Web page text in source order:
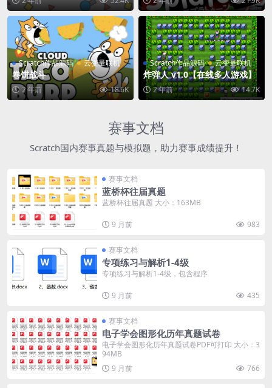
Scratch作品源码 云变量联机
卷饼战斗
2 年前 18.6K
Scratch作品源码 云变量联机
炸弹人 v1.0【在线多人游戏】
2 年前 14.7K
赛事文档
Scratch国内赛事真题与模拟题，助力赛事成绩提升！
赛事文档
蓝桥杯往届真题
蓝桥杯往届真题 大小：163MB
9 月前 983
赛事文档
专项练习与解析1-4级
专项练习与解析1-4级，包含程序
9 月前 435
赛事文档
电子学会图形化历年真题试卷
电子学会图形化历年真题试卷PDF可打印 大小：3
94MB
9 月前
766